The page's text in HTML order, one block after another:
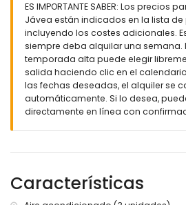
profundidad
Jardín con grava, árboles y
tumbonas
Terraza
Barbacoa
Ducha exterior
Zona de estar y zona de comedor
Espacio de aparcamiento
metros de la villa)
Aeropuerto más cercano:
ES IMPORTANTE SABER: Los precios
Jávea están indicados en la lista
incluyendo los costes adicionales.
siempre deba alquilar una semana.
temporada alta puede elegir
salida haciendo clic en el
las fechas deseadas, el alquiler se
automáticamente. Si lo desea,
directamente en línea con
Características